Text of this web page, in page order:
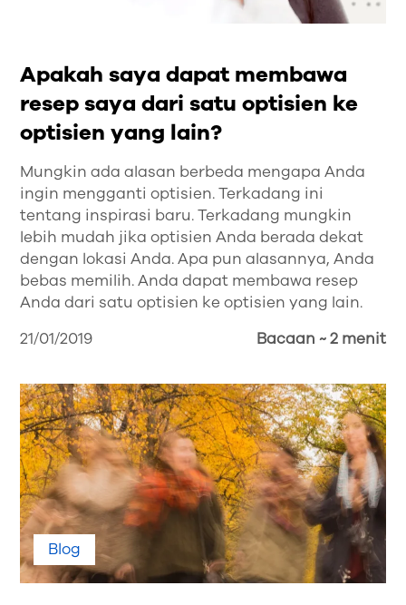
Apakah saya dapat membawa
resep saya dari satu optisien ke
optisien yang lain?
Mungkin ada alasan berbeda mengapa Anda
ingin mengganti optisien. Terkadang ini
tentang inspirasi baru. Terkadang mungkin
lebih mudah jika optisien Anda berada dekat
dengan lokasi Anda. Apa pun alasannya, Anda
bebas memilih. Anda dapat membawa resep
Anda dari satu optisien ke optisien yang lain.
21/01/2019
Bacaan ~ 2 menit
Blog